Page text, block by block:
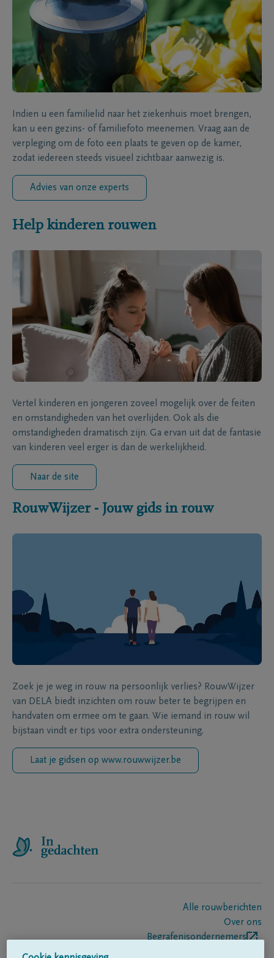
Indien u een familielid naar het ziekenhuis moet brengen,
kan u een gezins- of familiefoto meenemen. Vraag aan de
verpleging om de foto een plaats te geven op de kamer,
zodat iedereen steeds visueel zichtbaar aanwezig is.
Advies van onze experts
Help kinderen rouwen
Vertel kinderen en jongeren zoveel mogelijk over de feiten
en omstandigheden van het overlijden. Ook als die
omstandigheden dramatisch zijn. Ga ervan uit dat de fantasie
van kinderen veel erger is dan de werkelijkheid.
Naar de site
RouwWijzer - Jouw gids in rouw
Zoek je je weg in rouw na persoonlijk verlies? RouwWijzer
van DELA biedt inzichten om rouw beter te begrijpen en
handvaten om ermee om te gaan. Wie iemand in rouw wil
bijstaan vindt er tips voor extra ondersteuning.
Laat je gidsen op www.rouwwijzer.be
Alle rouwberichten
Over ons
Begrafenisondernemers